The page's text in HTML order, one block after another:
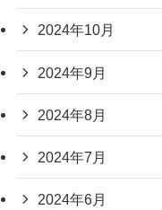
2024年10月
2024年9月
2024年8月
2024年7月
2024年6月